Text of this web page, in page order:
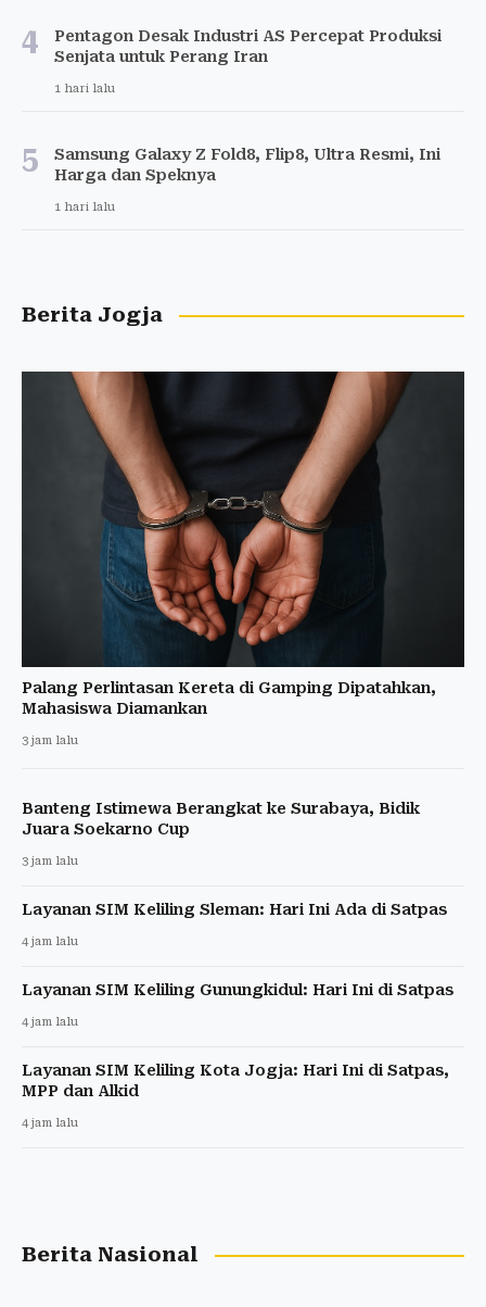
4
Pentagon Desak Industri AS Percepat Produksi
Senjata untuk Perang Iran
1 hari lalu
5
Samsung Galaxy Z Fold8, Flip8, Ultra Resmi, Ini
Harga dan Speknya
1 hari lalu
Berita Jogja
Palang Perlintasan Kereta di Gamping Dipatahkan,
Mahasiswa Diamankan
3 jam lalu
Banteng Istimewa Berangkat ke Surabaya, Bidik
Juara Soekarno Cup
3 jam lalu
Layanan SIM Keliling Sleman: Hari Ini Ada di Satpas
4 jam lalu
Layanan SIM Keliling Gunungkidul: Hari Ini di Satpas
4 jam lalu
Layanan SIM Keliling Kota Jogja: Hari Ini di Satpas,
MPP dan Alkid
4 jam lalu
Berita Nasional